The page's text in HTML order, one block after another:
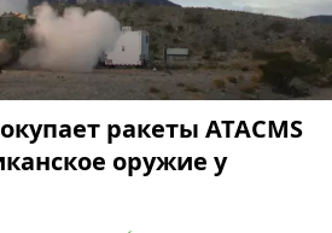
ракеты ATACMS
оружие у